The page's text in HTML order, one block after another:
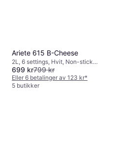
Ariete 615 B-Cheese
2L, 6 settings, Hvit, Non-stick
belegg, Indikatorlampe, Justerbar
varme, Av/på-knapp, 1.8kg
699 kr799 kr
Eller 6 betalinger av 123 kr*
5 butikker